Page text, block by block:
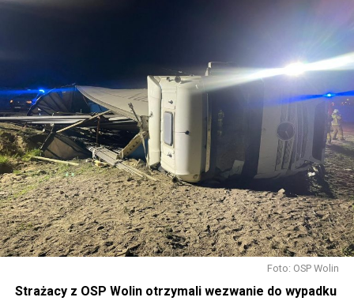
Foto: OSP Wolin
Strażacy z OSP Wolin otrzymali wezwanie do wypadku